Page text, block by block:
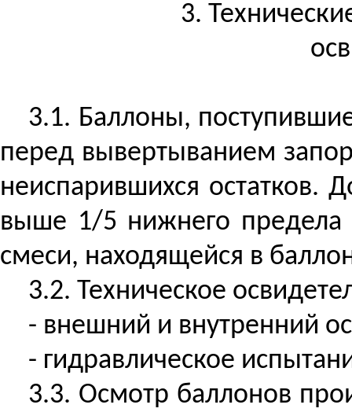
3.
3.1. Баллоны,
перед вывертыванием
неиспарившихся остатков.
выше 1/5 нижнего предела
смеси, находящейся в
3.2. Техническое
- внешний и внутренний
- гидравлическое
3.3. Осмотр баллонов